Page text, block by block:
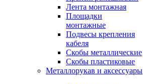
Лента монтажная
Площадки
монтажные
Подвесы крепления
кабеля
Скобы металлические
Скобы пластиковые
Металлорукав и аксессуары